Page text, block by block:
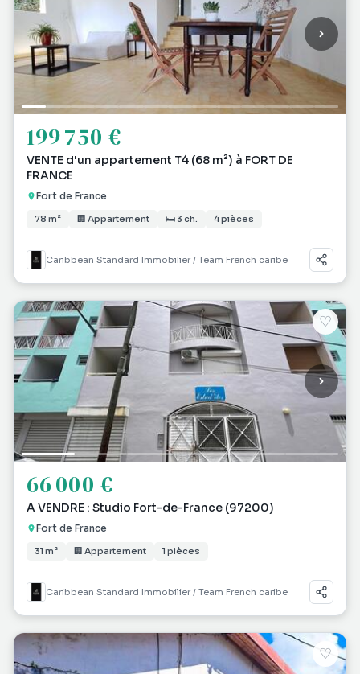
199 750 €
VENTE d'un appartement T4 (68 m²) à FORT DE
FRANCE
Fort de France
78 m² 🏢 Appartement 🛏 3 ch. 4 pièces
Caribbean Standard Immobilier / Team French caribe
♡
66 000 €
A VENDRE : Studio Fort-de-France (97200)
Fort de France
31 m² 🏢 Appartement 1 pièces
Caribbean Standard Immobilier / Team French caribe
♡